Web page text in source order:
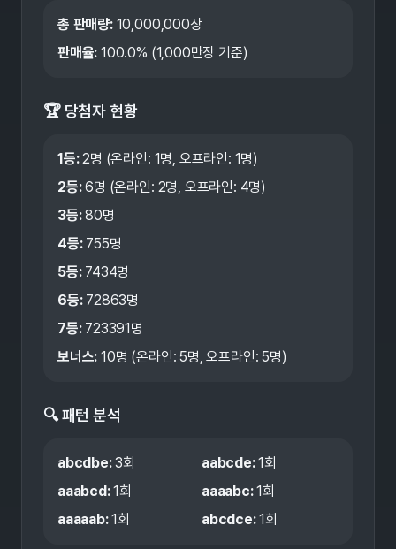
총 판매량: 10,000,000장
판매율: 100.0% (1,000만장 기준)
🏆 당첨자 현황
1등: 2명 (온라인: 1명, 오프라인: 1명)
2등: 6명 (온라인: 2명, 오프라인: 4명)
3등: 80명
4등: 755명
5등: 7434명
6등: 72863명
7등: 723391명
보너스: 10명 (온라인:5명, 오프라인:5명)
🔍 패턴 분석
abcdbe: 3회 aabcde: 1회
aaabcd: 1회 aaaabc: 1회
aaaaab: 1회 abcdce: 1회